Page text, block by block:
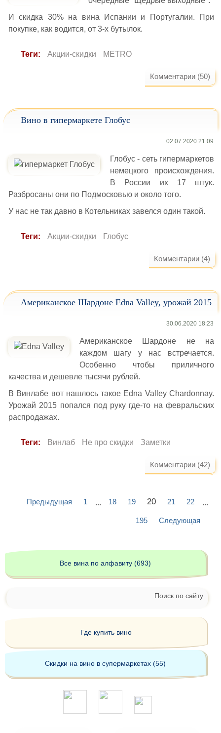
И скидка 30% на вина Испании и Португалии. При
покупке, как водится, от 3-х бутылок.
Теги: Акции-скидки METRO
Комментарии (50)
Вино в гипермаркете Глобус
02.07.2020 21:09
Глобус - сеть гипермаркетов
немецкого происхождения.
В России их 17 штук.
Разбросаны они по Подмосковью и около того.
У нас не так давно в Котельниках завелся один такой.
Теги: Акции-скидки Глобус
Комментарии (4)
Американское Шардоне Edna Valley, урожай 2015
30.06.2020 18:23
Американское Шардоне не на
каждом шагу у нас встречается.
Особенно чтобы приличного
качества и дешевле тысячи рублей.
В Винлабе вот нашлось такое Edna Valley Chardonnay.
Урожай 2015 попался под руку где-то на февральских
распродажах.
Теги: Винлаб Не про скидки Заметки
Комментарии (42)
Предыдущая 1 ... 18 19 20 21 22 ...
195 Следующая
Все вина по алфавиту (693)
Поиск по сайту
Где купить вино
Скидки на вино в супермаркетах (55)